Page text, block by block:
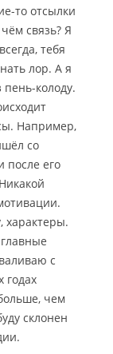
то отсылки
связь? Я
тебя
лор. А я
колоду.
Например,
со
после его
характеры.
с
годах
чем
склонен